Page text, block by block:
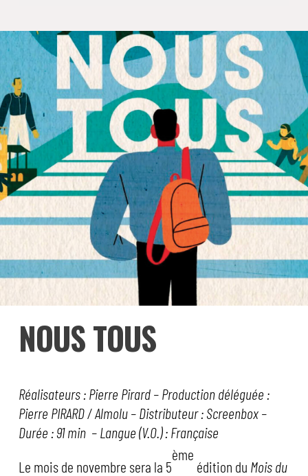
NOUS TOUS
Réalisateurs : Pierre Pirard –Production déléguée :
Pierre PIRARD / Almolu – Distributeur : Screenbox –
Durée : 91 min – Langue (V.O.) : Française
Le mois de novembre sera la 5
ème
édition du Mois du